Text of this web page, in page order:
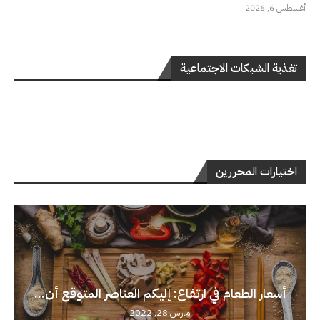
أغسطس 6, 2026
تغذية الشبكات الاجتماعية
اختيارات المحررين
أسعار الطعام في ارتفاع: إليكم العناصر المتوقع أن...
مارس 28, 2022